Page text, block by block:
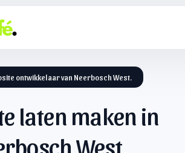
ontwikkelaar van Neerbosch West.
laten maken in
West.